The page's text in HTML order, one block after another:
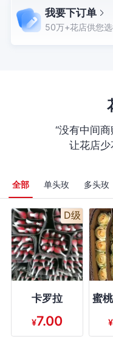
数量：1；
我要下订单
50万+花店供您
“没有中间
让花店
全部 单头玫 多头玫
卡罗拉
¥7.00
D级
蜜
¥
08-